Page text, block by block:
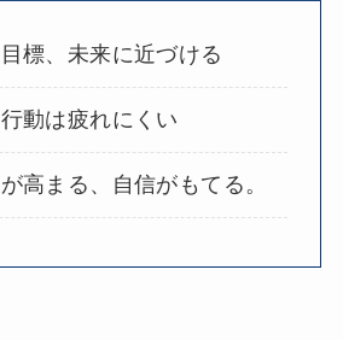
標、未来に近づける
動は疲れにくい
高まる、自信がもてる。